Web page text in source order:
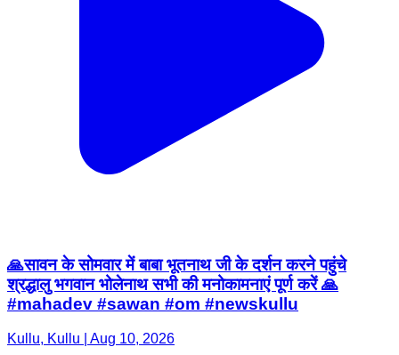
🙏सावन के सोमवार में बाबा भूतनाथ जी के दर्शन करने पहुंचे
श्रद्धालु भगवान भोलेनाथ सभी की मनोकामनाएं पूर्ण करें 🙏
#mahadev #sawan #om #newskullu
Kullu, Kullu | Aug 10, 2026